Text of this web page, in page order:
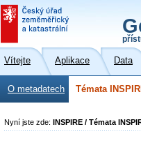
Vítejte Aplikace Data
O metadatech Témata
Nyní jste zde: INSPIRE / Témata